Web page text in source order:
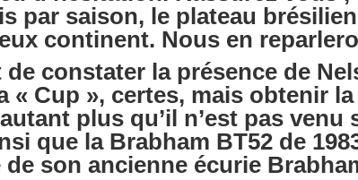
par saison, le plateau
continent. Nous en
constater la présence de
« Cup », certes, mais obtenir
plus qu’il n’est pas
que la Brabham BT52 de
son ancienne écurie